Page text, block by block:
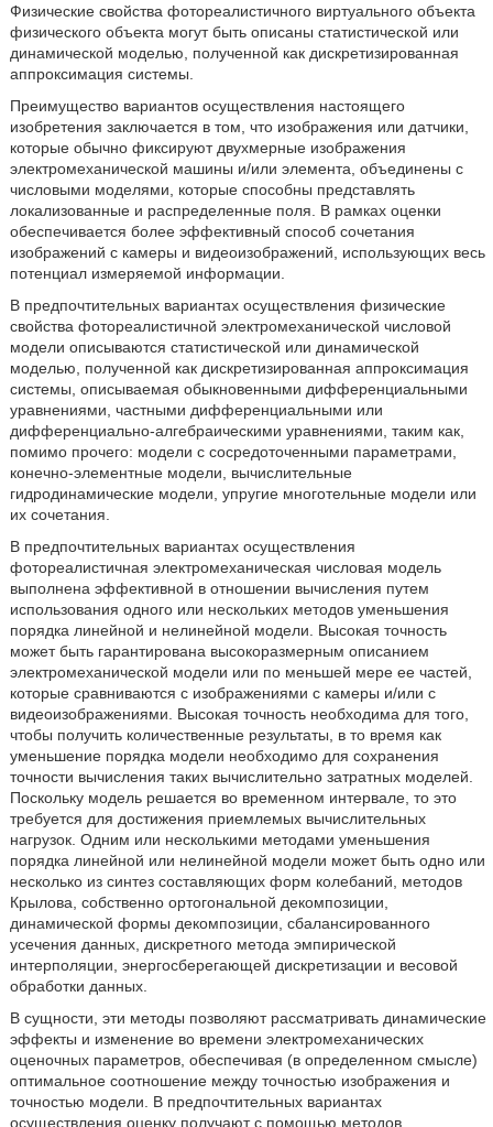
Физические свойства фотореалистичного виртуального объекта
физического объекта могут быть описаны статистической или
динамической моделью, полученной как дискретизированная
аппроксимация системы.
Преимущество вариантов осуществления настоящего
изобретения заключается в том, что изображения или датчики,
которые обычно фиксируют двухмерные изображения
электромеханической машины и/или элемента, объединены с
числовыми моделями, которые способны представлять
локализованные и распределенные поля. В рамках оценки
обеспечивается более эффективный способ сочетания
изображений с камеры и видеоизображений, использующих весь
потенциал измеряемой информации.
В предпочтительных вариантах осуществления физические
свойства фотореалистичной электромеханической числовой
модели описываются статистической или динамической
моделью, полученной как дискретизированная аппроксимация
системы, описываемая обыкновенными дифференциальными
уравнениями, частными дифференциальными или
дифференциально-алгебраическими уравнениями, таким как,
помимо прочего: модели с сосредоточенными параметрами,
конечно-элементные модели, вычислительные
гидродинамические модели, упругие многотельные модели или
их сочетания.
В предпочтительных вариантах осуществления
фотореалистичная электромеханическая числовая модель
выполнена эффективной в отношении вычисления путем
использования одного или нескольких методов уменьшения
порядка линейной и нелинейной модели. Высокая точность
может быть гарантирована высокоразмерным описанием
электромеханической модели или по меньшей мере ее частей,
которые сравниваются с изображениями с камеры и/или с
видеоизображениями. Высокая точность необходима для того,
чтобы получить количественные результаты, в то время как
уменьшение порядка модели необходимо для сохранения
точности вычисления таких вычислительно затратных моделей.
Поскольку модель решается во временном интервале, то это
требуется для достижения приемлемых вычислительных
нагрузок. Одним или несколькими методами уменьшения
порядка линейной или нелинейной модели может быть одно или
несколько из синтез составляющих форм колебаний, методов
Крылова, собственно ортогональной декомпозиции,
динамической формы декомпозиции, сбалансированного
усечения данных, дискретного метода эмпирической
интерполяции, энергосберегающей дискретизации и весовой
обработки данных.
В сущности, эти методы позволяют рассматривать динамические
эффекты и изменение во времени электромеханических
оценочных параметров, обеспечивая (в определенном смысле)
оптимальное соотношение между точностью изображения и
точностью модели. В предпочтительных вариантах
осуществления оценку получают с помощью методов